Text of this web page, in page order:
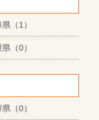
（1）
（0）
（0）